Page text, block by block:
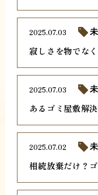
寂しさを物でな
2025.07.03
あるゴミ屋敷解
2025.07.03
相続放棄だけ？
2025.07.02